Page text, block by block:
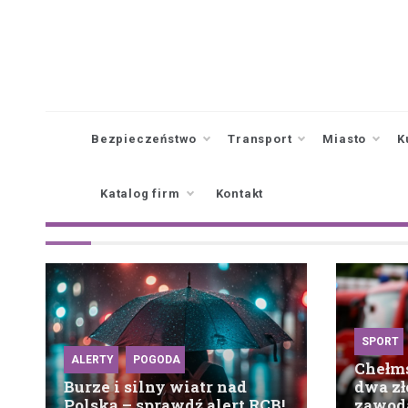
Bezpieczeństwo Transport Miasto
Katalog firm Kontakt
ALERTY POGODA
Burze i silny wiatr nad
SPORT
dwa